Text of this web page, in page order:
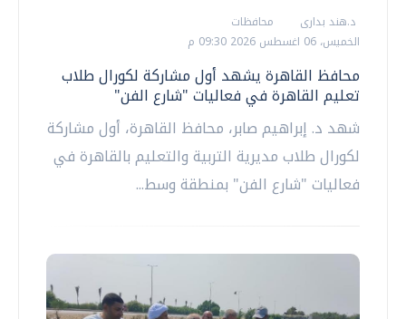
د.هند بدارى
محافظات
الخميس، 06 اغسطس 2026 09:30 م
محافظ القاهرة يشهد أول مشاركة لكورال طلاب
تعليم القاهرة في فعاليات "شارع الفن"
شهد د. إبراهيم صابر، محافظ القاهرة، أول مشاركة
لكورال طلاب مديرية التربية والتعليم بالقاهرة في
فعاليات "شارع الفن" بمنطقة وسط...